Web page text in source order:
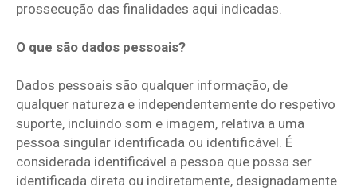
prossecução das finalidades aqui indicadas.
O que são dados pessoais?
Dados pessoais são qualquer informação, de
qualquer natureza e independentemente do respetivo
suporte, incluindo som e imagem, relativa a uma
pessoa singular identificada ou identificável. É
considerada identificável a pessoa que possa ser
identificada direta ou indiretamente, designadamente